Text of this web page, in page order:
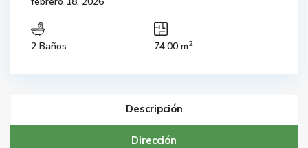
2 Baños 74.00 m2
Descripción
Dirección